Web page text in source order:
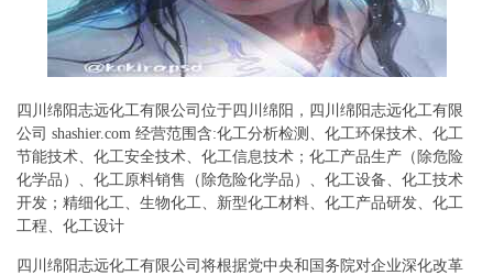
四川绵阳志远化工有限公司位于四川绵阳，四川绵阳志远化工有限
公司 shashier.com 经营范围含:化工分析检测、化工环保技术、化工
节能技术、化工安全技术、化工信息技术；化工产品生产（除危险
化学品）、化工原料销售（除危险化学品）、化工设备、化工技术
开发；精细化工、生物化工、新型化工材料、化工产品研发、化工
工程、化工设计
四川绵阳志远化工有限公司将根据党中央和国务院对企业深化改革